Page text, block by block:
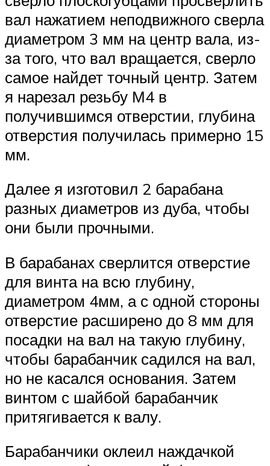
вал нажатием неподвижного сверла
диаметром 3 мм на центр вала, из-
за того, что вал вращается, сверло
самое найдет точный центр. Затем
я нарезал резьбу М4 в
получившимся отверстии, глубина
отверстия получилась примерно 15
мм.
Далее я изготовил 2 барабана
разных диаметров из дуба, чтобы
они были прочными.
В барабанах сверлится отверстие
для винта на всю глубину,
диаметром 4мм, а с одной стороны
отверстие расширено до 8 мм для
посадки на вал на такую глубину,
чтобы барабанчик садился на вал,
но не касался основания. Затем
винтом с шайбой барабанчик
притягивается к валу.
Барабанчики оклеил наждачкой